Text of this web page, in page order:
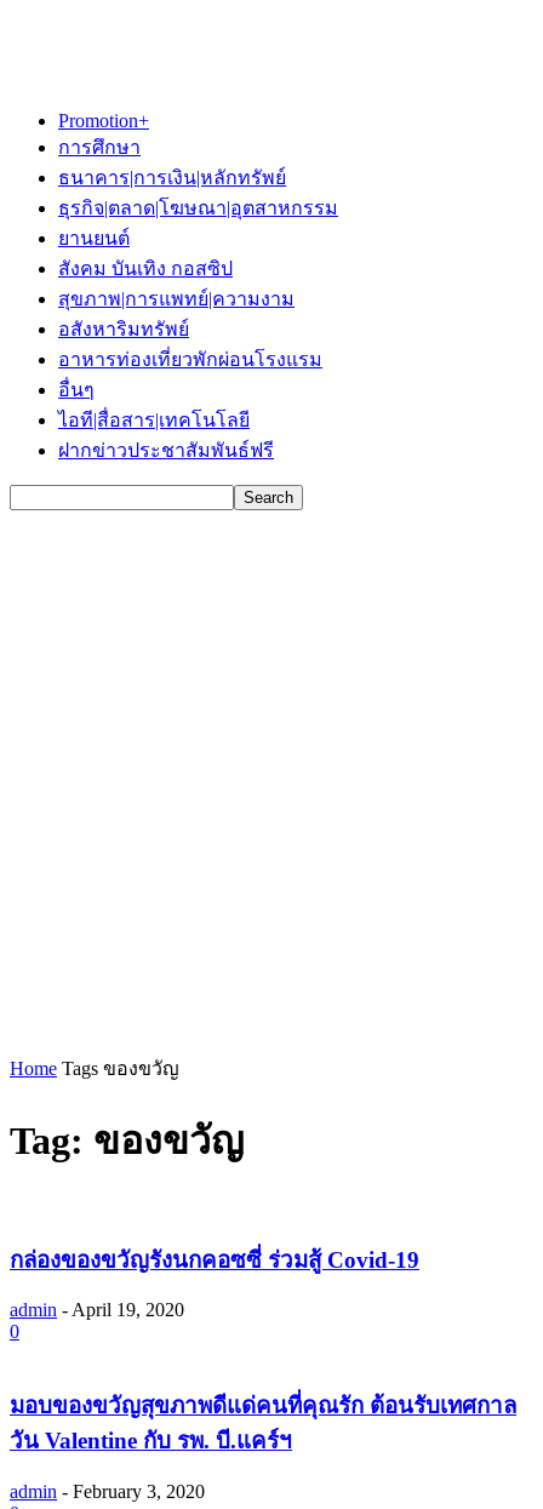
Promotion+
การศึกษา
ธนาคาร|การเงิน|หลักทรัพย์
ธุรกิจ|ตลาด|โฆษณา|อุตสาหกรรม
ยานยนต์
สังคม บันเทิง กอสซิป
สุขภาพ|การแพทย์|ความงาม
อสังหาริมทรัพย์
อาหารท่องเที่ยวพักผ่อนโรงแรม
อื่นๆ
ไอที|สื่อสาร|เทคโนโลยี
ฝากข่าวประชาสัมพันธ์ฟรี
Home Tags ของขวัญ
Tag: ของขวัญ
กล่องของขวัญรังนกคอซซี่ ร่วมสู้ Covid-19
admin - April 19, 2020
0
มอบของขวัญสุขภาพดีแด่คนที่คุณรัก ต้อนรับเทศกาล
วัน Valentine กับ รพ. บี.แคร์ฯ
admin - February 3, 2020